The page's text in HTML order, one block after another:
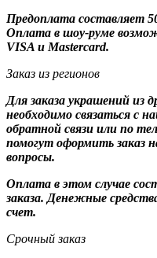
Предоплата составляет
Оплата в шоу-руме
VISA и Mastercard.
Заказ из регионов
Для заказа украшений из
необходимо связаться с
обратной связи или по
помогут оформить заказ
вопросы.
Оплата в этом случае
заказа. Денежные
счет.
Срочный заказ